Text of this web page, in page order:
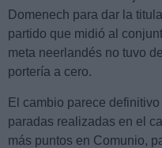
Domenech para dar la
partido que midió al
meta neerlandés no tuvo
portería a cero.
El cambio parece
paradas realizadas en el
más puntos en Comunio,